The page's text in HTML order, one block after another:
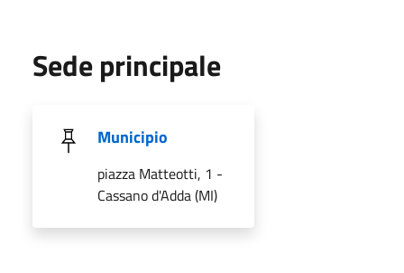
Sede principale
Municipio
piazza Matteotti, 1 -
Cassano d'Adda (MI)